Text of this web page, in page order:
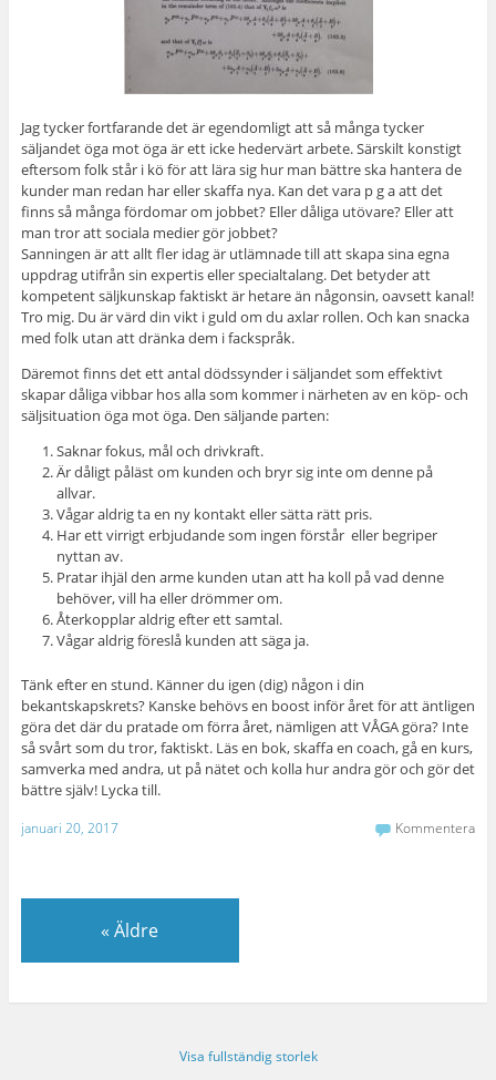
Jag tycker fortfarande det är egendomligt att så många tycker
säljandet öga mot öga är ett icke hedervärt arbete. Särskilt konstigt
eftersom folk står i kö för att lära sig hur man bättre ska hantera de
kunder man redan har eller skaffa nya. Kan det vara p g a att det
finns så många fördomar om jobbet? Eller dåliga utövare? Eller att
man tror att sociala medier gör jobbet?
Sanningen är att allt fler idag är utlämnade till att skapa sina egna
uppdrag utifrån sin expertis eller specialtalang. Det betyder att
kompetent säljkunskap faktiskt är hetare än någonsin, oavsett kanal!
Tro mig. Du är värd din vikt i guld om du axlar rollen. Och kan snacka
med folk utan att dränka dem i fackspråk.
Däremot finns det ett antal dödssynder i säljandet som effektivt
skapar dåliga vibbar hos alla som kommer i närheten av en köp- och
säljsituation öga mot öga. Den säljande parten:
Saknar fokus, mål och drivkraft.
Är dåligt påläst om kunden och bryr sig inte om denne på
allvar.
Vågar aldrig ta en ny kontakt eller sätta rätt pris.
Har ett virrigt erbjudande som ingen förstår eller begriper
nyttan av.
Pratar ihjäl den arme kunden utan att ha koll på vad denne
behöver, vill ha eller drömmer om.
Återkopplar aldrig efter ett samtal.
Vågar aldrig föreslå kunden att säga ja.
Tänk efter en stund. Känner du igen (dig) någon i din
bekantskapskrets? Kanske behövs en boost inför året för att äntligen
göra det där du pratade om förra året, nämligen att VÅGA göra? Inte
så svårt som du tror, faktiskt. Läs en bok, skaffa en coach, gå en kurs,
samverka med andra, ut på nätet och kolla hur andra gör och gör det
bättre själv! Lycka till.
januari 20, 2017 Kommentera
« Äldre
Visa fullständig storlek